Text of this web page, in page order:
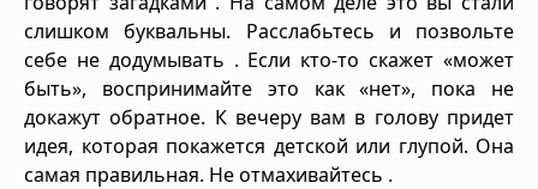
слишком буквальны. Расслабьтесь и позвольте
себе не додумывать . Если кто-то скажет «может
быть», воспринимайте это как «нет», пока не
докажут обратное. К вечеру вам в голову придет
идея, которая покажется детской или глупой. Она
самая правильная. Не отмахивайтесь .